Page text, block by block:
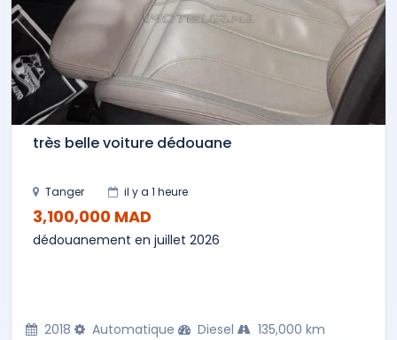
très belle voiture dédouane
Tanger il y a 1 heure
3,100,000 MAD
dédouanement en juillet 2026
2018 Automatique Diesel 135,000 km